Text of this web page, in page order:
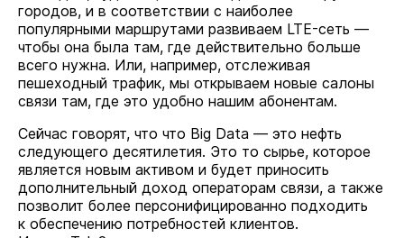
городов, и в соответствии с наиболее
популярными маршрутами развиваем LTE-сеть —
чтобы она была там, где действительно больше
всего нужна. Или, например, отслеживая
пешеходный трафик, мы открываем новые салоны
связи там, где это удобно нашим абонентам.
Сейчас говорят, что что Big Data — это нефть
следующего десятилетия. Это то сырье, которое
является новым активом и будет приносить
дополнительный доход операторам связи, а также
позволит более персонифицированно подходить
к обеспечению потребностей клиентов.